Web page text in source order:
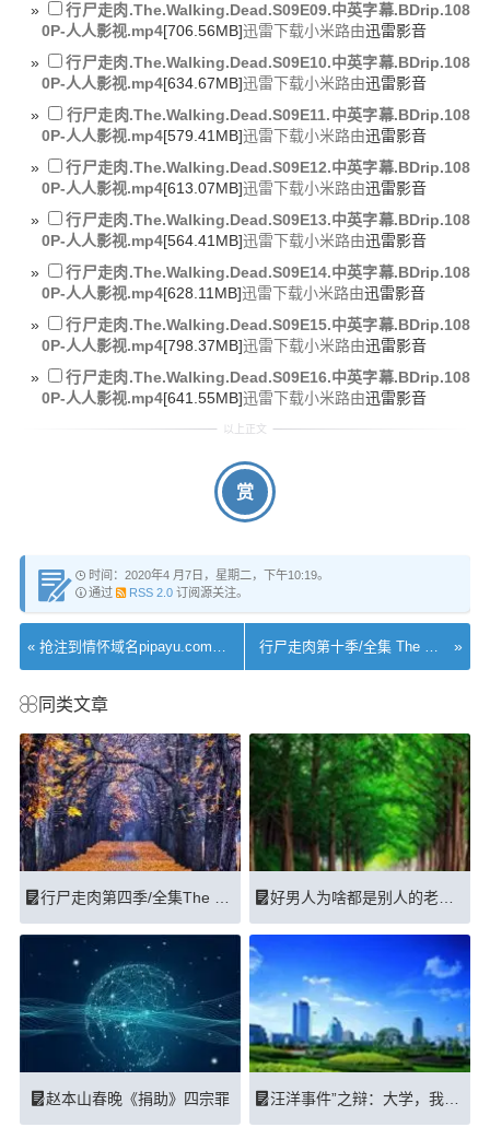
行尸走肉.The.Walking.Dead.S09E09.中英字幕.BDrip.108
0P-人人影视.mp4[706.56MB]迅雷下载小米路由迅雷影音
行尸走肉.The.Walking.Dead.S09E10.中英字幕.BDrip.108
0P-人人影视.mp4[634.67MB]迅雷下载小米路由迅雷影音
行尸走肉.The.Walking.Dead.S09E11.中英字幕.BDrip.108
0P-人人影视.mp4[579.41MB]迅雷下载小米路由迅雷影音
行尸走肉.The.Walking.Dead.S09E12.中英字幕.BDrip.108
0P-人人影视.mp4[613.07MB]迅雷下载小米路由迅雷影音
行尸走肉.The.Walking.Dead.S09E13.中英字幕.BDrip.108
0P-人人影视.mp4[564.41MB]迅雷下载小米路由迅雷影音
行尸走肉.The.Walking.Dead.S09E14.中英字幕.BDrip.108
0P-人人影视.mp4[628.11MB]迅雷下载小米路由迅雷影音
行尸走肉.The.Walking.Dead.S09E15.中英字幕.BDrip.108
0P-人人影视.mp4[798.37MB]迅雷下载小米路由迅雷影音
行尸走肉.The.Walking.Dead.S09E16.中英字幕.BDrip.108
0P-人人影视.mp4[641.55MB]迅雷下载小米路由迅雷影音
赏
时间：2020年4 月7日，星期二，下午10:19。
通过
RSS 2.0订阅源关注。
« 抢注到情怀域名pipayu.com琵琶语 行尸走肉第十季/全集 The Walking Dead Season 10迅雷下载 »
同类文章
行尸走肉第四季/全集The Walking Dead迅雷下载 好男人为啥都是别人的老公？
赵本山春晚《捐助》四宗罪 汪洋事件”之辩：大学，我到底学到了什么？